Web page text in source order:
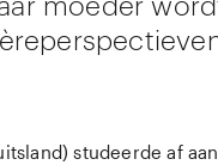
studeerde af